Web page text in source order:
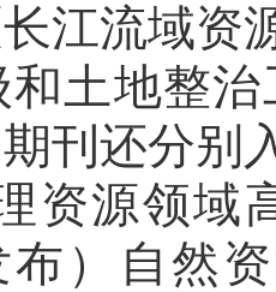
江流域资
和土地整
刊还分别
资源领域
布）自然